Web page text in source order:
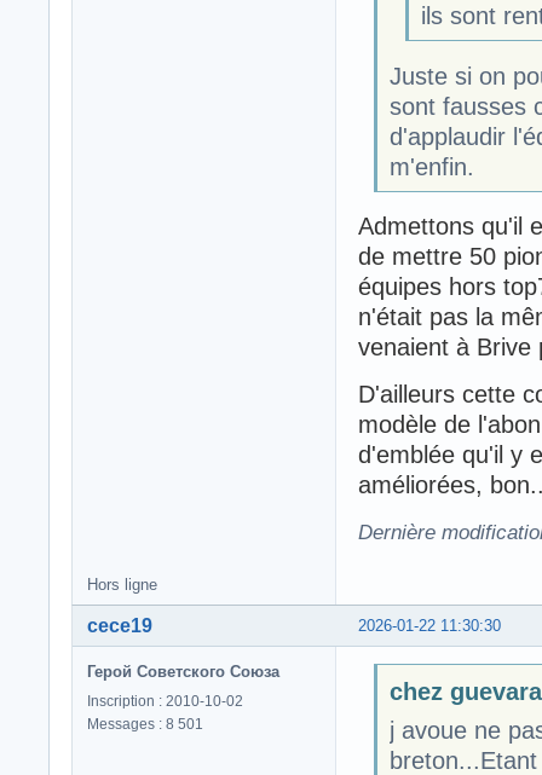
ils sont
Juste si on
sont fausses
d'applaudir
m'enfin.
Admettons qu'il
de mettre 50
équipes hors
n'était pas la
venaient à
D'ailleurs cette
modèle de
d'emblée qu'il y
améliorées,
Dernière
Hors ligne
2026-01-22 11:30:30
cece19
Герой Советского Союза
Inscription : 2010-10-02
Messages : 8 501
chez
j avoue ne